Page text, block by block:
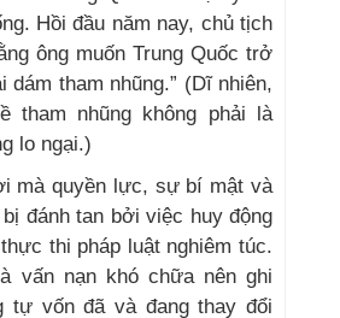
Hồi đầu năm nay, chủ tịch
ông muốn Trung Quốc trở
dám tham nhũng.” (Dĩ nhiên,
tham nhũng không phải là
lo ngại.)
mà quyền lực, sự bí mật và
đánh tan bởi việc huy động
thi pháp luật nghiêm túc.
vấn nạn khó chữa nên ghi
tự vốn đã và đang thay đổi